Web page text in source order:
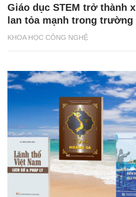
KHOA HỌC CÔNG NGHỆ
Giáo dục STEM trở thành
lan tỏa mạnh trong trường